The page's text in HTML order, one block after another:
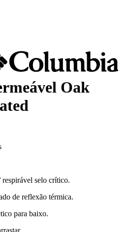
Oak
selo crítico.
de reflexão térmica.
para baixo.